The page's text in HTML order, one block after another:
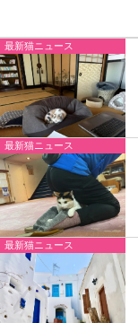
最新猫ニュース
最新猫ニュース
最新猫ニュース
猫のフリー写真素材